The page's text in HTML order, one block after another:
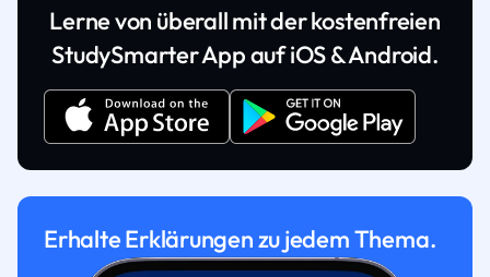
Lerne von überall mit der kostenfreien
StudySmarter App auf iOS & Android.
Erhalte Erklärungen zu jedem Thema.